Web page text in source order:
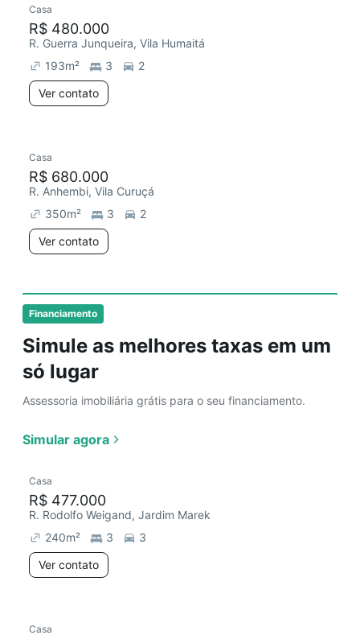
Financiamento
Simule as melhores taxas em um
só lugar
Assessoria imobiliária grátis para o seu financiamento.
Simular agora
Casa
R$ 480.000
R. Guerra Junqueira, Vila Humaitá
193m² 3
2
Ver contato
Casa
R$ 680.000
R. Anhembi, Vila Curuçá
350m² 3
2
Ver contato
Casa
R$ 477.000
R. Rodolfo Weigand, Jardim Marek
240m² 3
3
Ver contato
Casa